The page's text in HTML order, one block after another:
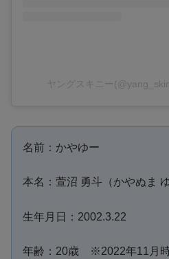
ヤングスキニー
名前：かやゆー
本名：萱沼 勇斗（かやぬま ゆ
生年月日：2002.3.22
年齢：20歳 ※2022年11月